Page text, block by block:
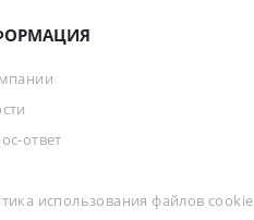
ответ
использования файлов cookie